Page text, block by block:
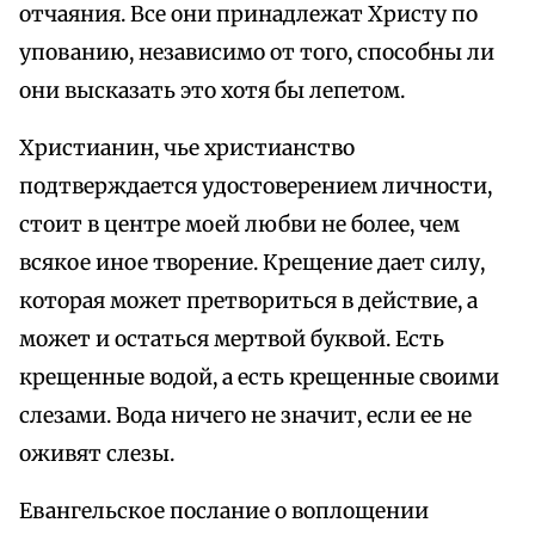
отчаяния. Все они принадлежат Христу по
упованию, независимо от того, способны ли
они высказать это хотя бы лепетом.
Христианин, чье христианство
подтверждается удостоверением личности,
стоит в центре моей любви не более, чем
всякое иное творение. Крещение дает силу,
которая может претвориться в действие, а
может и остаться мертвой буквой. Есть
крещенные водой, а есть крещенные своими
слезами. Вода ничего не значит, если ее не
оживят слезы.
Евангельское послание о воплощении